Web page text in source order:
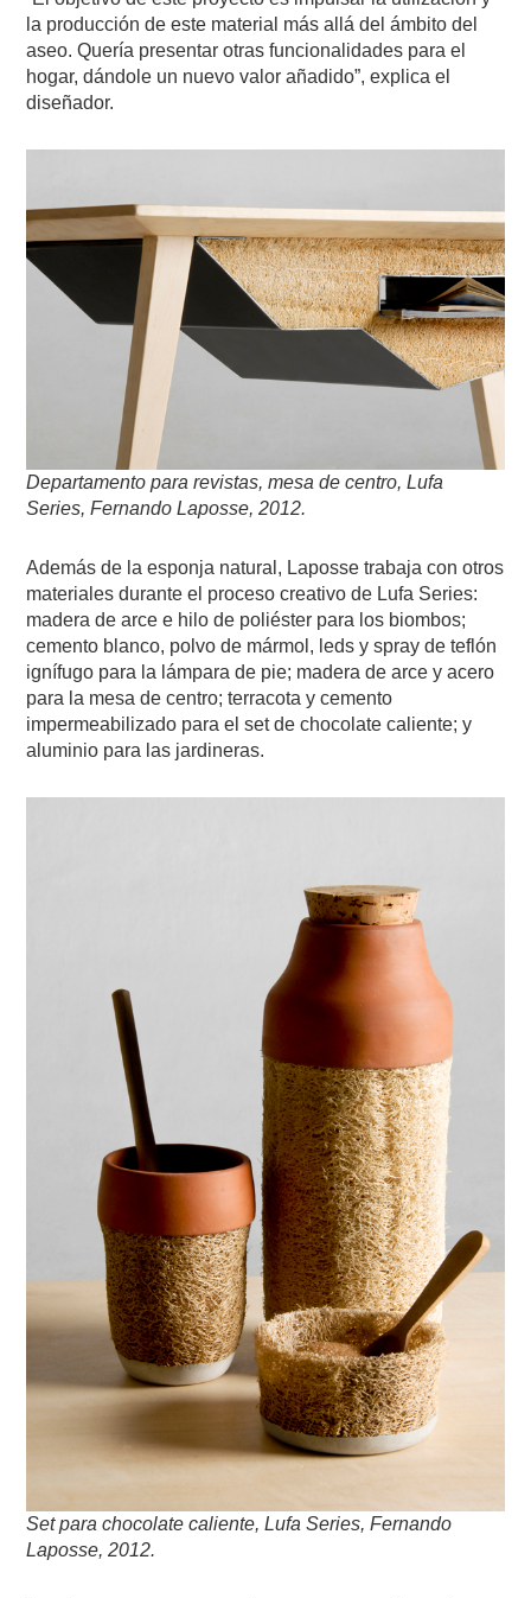
la producción de este material más allá del ámbito del
aseo. Quería presentar otras funcionalidades para el
hogar, dándole un nuevo valor añadido”, explica el
diseñador.
Departamento para revistas, mesa de centro, Lufa
Series, Fernando Laposse, 2012.
Además de la esponja natural, Laposse trabaja con otros
materiales durante el proceso creativo de Lufa Series:
madera de arce e hilo de poliéster para los biombos;
cemento blanco, polvo de mármol, leds y spray de teflón
ignífugo para la lámpara de pie; madera de arce y acero
para la mesa de centro; terracota y cemento
impermeabilizado para el set de chocolate caliente; y
aluminio para las jardineras.
Set para chocolate caliente, Lufa Series, Fernando
Laposse, 2012.